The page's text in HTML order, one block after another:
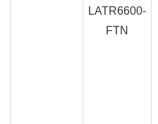
LATR6600-
FTN